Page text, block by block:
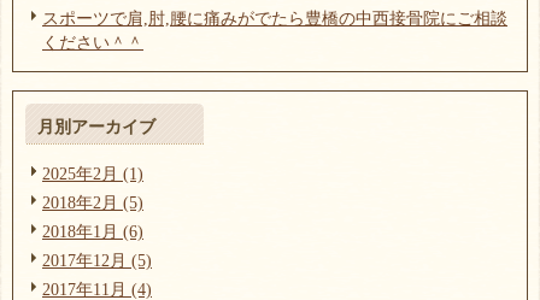
スポーツで肩,肘,腰に痛みがでたら豊橋の中西接骨院にご相談
ください＾＾
月別アーカイブ
2025年2月 (1)
2018年2月 (5)
2018年1月 (6)
2017年12月 (5)
2017年11月 (4)